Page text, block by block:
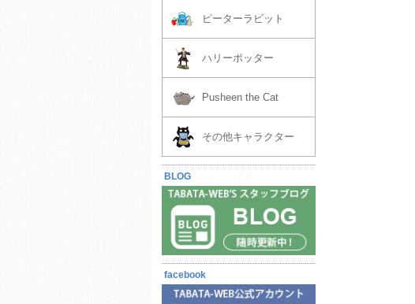
ピーターラビット
ハリーポッター
Pusheen the Cat
その他キャラクター
BLOG
facebook